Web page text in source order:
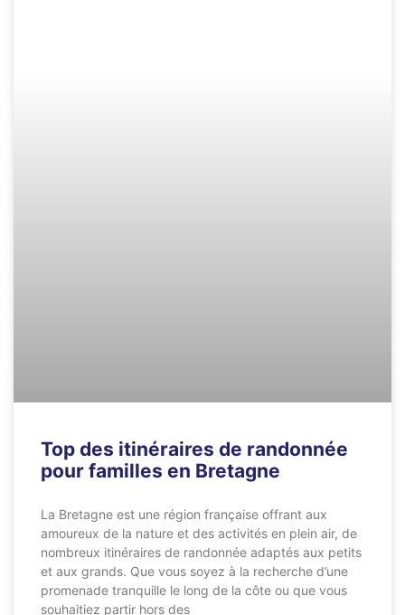
Top des itinéraires de randonnée
pour familles en Bretagne
La Bretagne est une région française offrant aux
amoureux de la nature et des activités en plein air, de
nombreux itinéraires de randonnée adaptés aux petits
et aux grands. Que vous soyez à la recherche d’une
promenade tranquille le long de la côte ou que vous
souhaitiez partir hors des